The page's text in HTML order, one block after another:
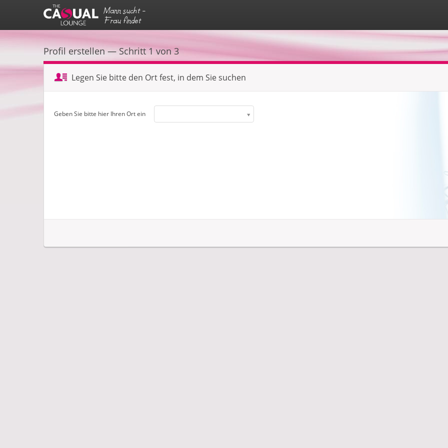
Mann sucht -
Frau findet
Profil erstellen — Schritt 1 von 3
Legen Sie bitte den Ort fest, in dem Sie suchen
Geben Sie bitte hier Ihren Ort ein